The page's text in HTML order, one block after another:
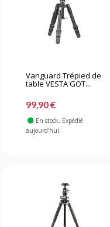
Vanguard Trépied de
table VESTA GOT...
99,90 €
En stock, Expédié
aujourd'hui